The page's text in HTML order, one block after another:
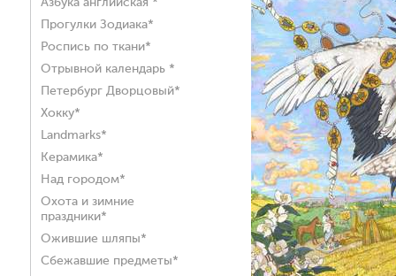
Азбука английская *
Прогулки Зодиака*
Роспись по ткани*
Отрывной календарь *
Петербург Дворцовый*
Хокку*
Landmarks*
Керамика*
Над городом*
Охота и зимние
праздники*
Ожившие шляпы*
Сбежавшие предметы*